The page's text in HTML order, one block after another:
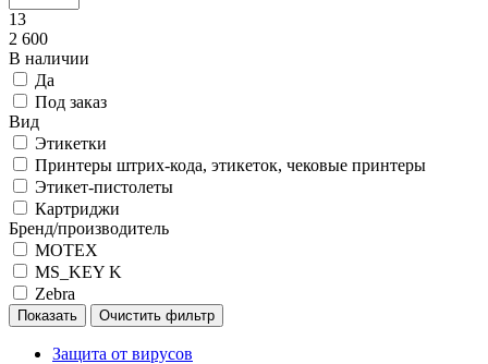
13
2 600
В наличии
Да
Под заказ
Вид
Этикетки
Принтеры штрих-кода, этикеток, чековые принтеры
Этикет-пистолеты
Картриджи
Бренд/производитель
MOTEX
MS_KEY K
Zebra
Защита от вирусов